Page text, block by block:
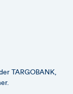
TARGOBANK,